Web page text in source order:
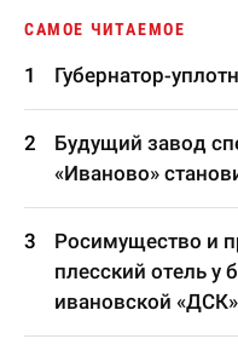
САМОЕ ЧИТАЕМОЕ
Губернатор-
Будущий завод
«Иваново»
Росимущество и
плесский отель у
ивановской «ДСК»